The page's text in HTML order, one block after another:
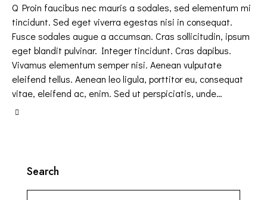
Q Proin faucibus nec mauris a sodales, sed elementum mi
tincidunt. Sed eget viverra egestas nisi in consequat.
Fusce sodales augue a accumsan. Cras sollicitudin, ipsum
eget blandit pulvinar. Integer tincidunt. Cras dapibus.
Vivamus elementum semper nisi. Aenean vulputate
eleifend tellus. Aenean leo ligula, porttitor eu, consequat
vitae, eleifend ac, enim. Sed ut perspiciatis, unde…
Search